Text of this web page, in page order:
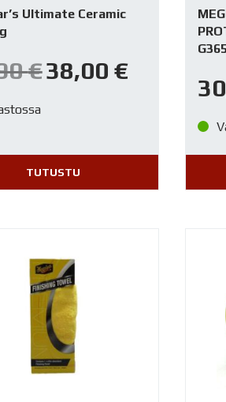
Ultimate Ceramic
€ Alkuperäinen
hinta
oli:
38,00 €Nykyinen
hinta
on:
TUTUSTU